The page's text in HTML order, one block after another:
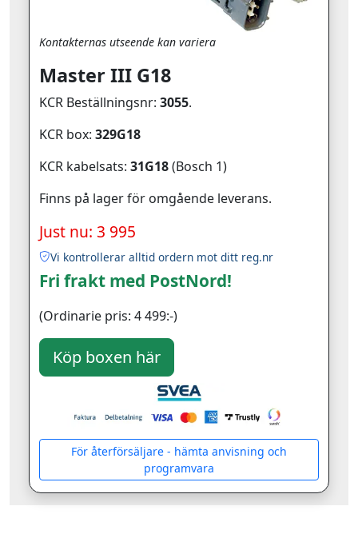
Kontakternas utseende kan variera
Master III G18
KCR Beställningsnr: 3055.
KCR box: 329G18
KCR kabelsats: 31G18(Bosch 1)
Finns på lager för omgående leverans.
Just nu: 3 995
Vi kontrollerar alltid ordern mot ditt reg.nr
Fri frakt med PostNord!
(Ordinarie pris: 4 499:-)
För återförsäljare - hämta anvisning och
programvara